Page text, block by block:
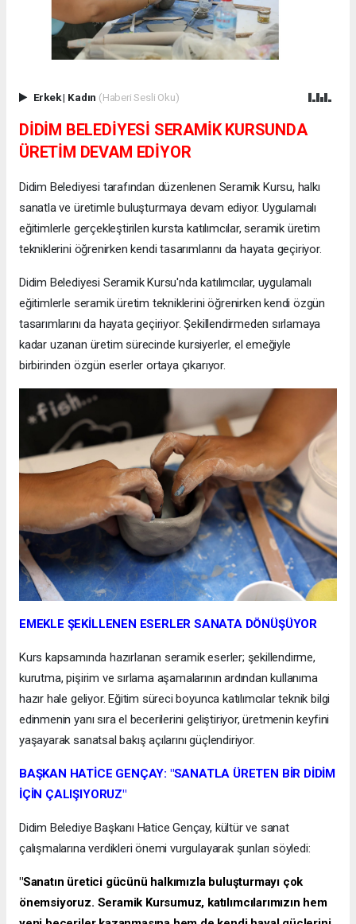
Erkek| Kadın (Haberi Sesli Oku)
DİDİM BELEDİYESİ SERAMİK KURSUNDA
ÜRETİM DEVAM EDİYOR
Didim Belediyesi tarafından düzenlenen Seramik Kursu, halkı
sanatla ve üretimle buluşturmaya devam ediyor. Uygulamalı
eğitimlerle gerçekleştirilen kursta katılımcılar, seramik üretim
tekniklerini öğrenirken kendi tasarımlarını da hayata geçiriyor.
Didim Belediyesi Seramik Kursu'nda katılımcılar, uygulamalı
eğitimlerle seramik üretim tekniklerini öğrenirken kendi özgün
tasarımlarını da hayata geçiriyor. Şekillendirmeden sırlamaya
kadar uzanan üretim sürecinde kursiyerler, el emeğiyle
birbirinden özgün eserler ortaya çıkarıyor.
EMEKLE ŞEKİLLENEN ESERLER SANATA DÖNÜŞÜYOR
Kurs kapsamında hazırlanan seramik eserler; şekillendirme,
kurutma, pişirim ve sırlama aşamalarının ardından kullanıma
hazır hale geliyor. Eğitim süreci boyunca katılımcılar teknik bilgi
edinmenin yanı sıra el becerilerini geliştiriyor, üretmenin keyfini
yaşayarak sanatsal bakış açılarını güçlendiriyor.
BAŞKAN HATİCE GENÇAY: "SANATLA ÜRETEN BİR DİDİM
İÇİN ÇALIŞIYORUZ"
Didim Belediye Başkanı Hatice Gençay, kültür ve sanat
çalışmalarına verdikleri önemi vurgulayarak şunları söyledi:
"Sanatın üretici gücünü halkımızla buluşturmayı çok
önemsiyoruz. Seramik Kursumuz, katılımcılarımızın hem